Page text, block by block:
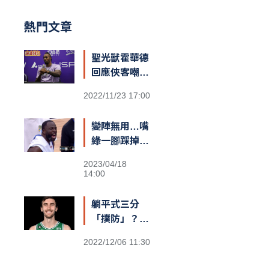
熱門文章
聖光獸霍華德
回應俠客嘲諷
仇恨！我擁有
隊友，台灣給
我一對翅膀」
2022/11/23 17:00
變陣無用…嘴
綠一腳踩掉勇
2023/04/18
14:00
躺平式三分
「撲防」？
Kornet遮蓋
2022/12/06 11:30